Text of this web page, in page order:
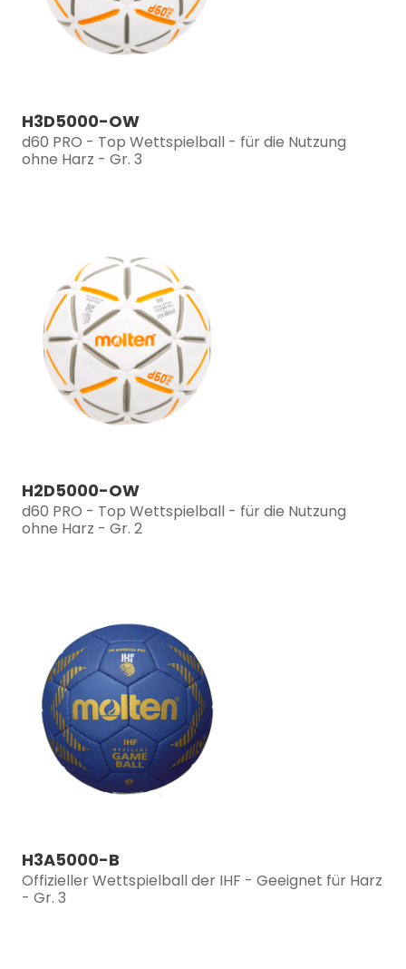
H3D5000-OW
d60 PRO - Top Wettspielball - für die Nutzung
ohne Harz - Gr. 3
H2D5000-OW
d60 PRO - Top Wettspielball - für die Nutzung
ohne Harz - Gr. 2
H3A5000-B
Offizieller Wettspielball der IHF - Geeignet für Harz
- Gr. 3